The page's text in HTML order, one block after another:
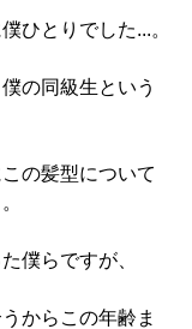
ひとりでした...。
の同級生という
の髪型について
僕らですが、
からこの年齢ま